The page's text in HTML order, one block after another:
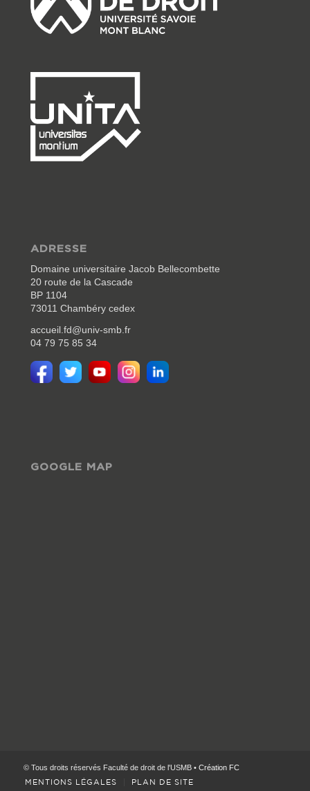
ADRESSE
Domaine universitaire Jacob Bellecombette
20 route de la Cascade
BP 1104
73011 Chambéry cedex
accueil.fd@univ-smb.fr
04 79 75 85 34
GOOGLE MAP
© Tous droits réservés Faculté de droit de l'USMB • Création FC
MENTIONS LÉGALES PLAN DE SITE